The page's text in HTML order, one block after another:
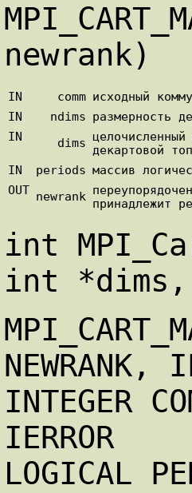
newrank)
IN comm исходный
IN
ndims размерность
IN
dims
декартовой
IN
periods массив
OUT newrank
принадлежит
int
int
NEWRANK,
INTEGER
IERROR
LOGICAL